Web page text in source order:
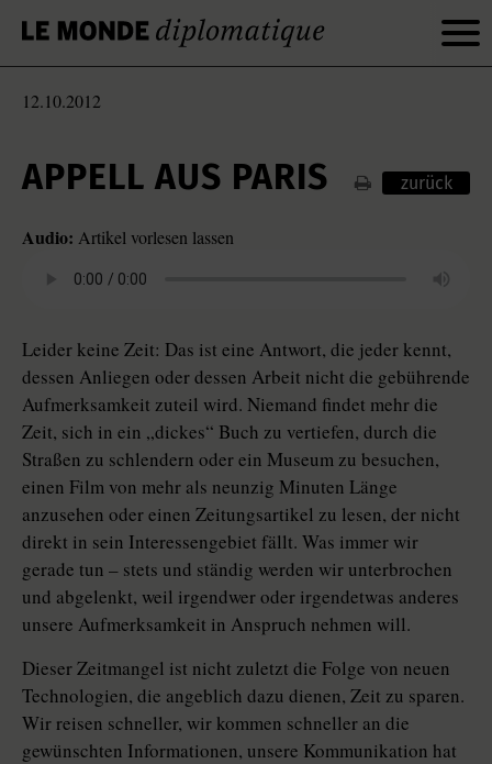
12.10.2012
APPELL AUS PARIS zurück
Audio: Artikel vorlesen lassen
Leider keine Zeit: Das ist eine Antwort, die jeder kennt,
dessen Anliegen oder dessen Arbeit nicht die gebührende
Aufmerksamkeit zuteil wird. Niemand findet mehr die
Zeit, sich in ein „dickes“ Buch zu vertiefen, durch die
Straßen zu schlendern oder ein Museum zu besuchen,
einen Film von mehr als neunzig Minuten Länge
anzusehen oder einen Zeitungsartikel zu lesen, der nicht
direkt in sein Interessengebiet fällt. Was immer wir
gerade tun – stets und ständig werden wir unterbrochen
und abgelenkt, weil irgendwer oder irgendetwas anderes
unsere Aufmerksamkeit in Anspruch nehmen will.
Dieser Zeitmangel ist nicht zuletzt die Folge von neuen
Technologien, die angeblich dazu dienen, Zeit zu sparen.
Wir reisen schneller, wir kommen schneller an die
gewünschten Informationen, unsere Kommunikation hat